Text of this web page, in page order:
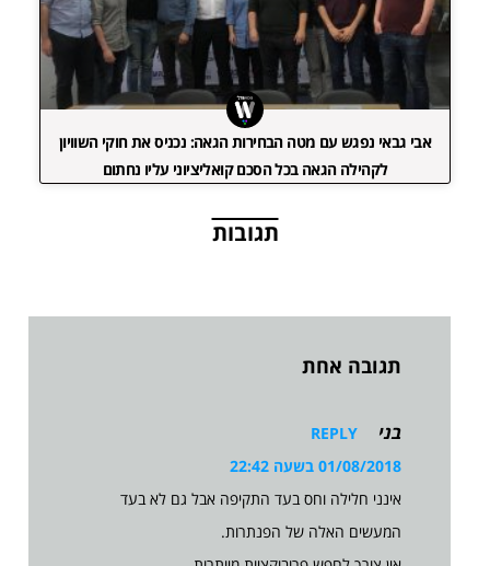
אבי גבאי נפגש עם מטה הבחירות הגאה: נכניס את חוקי השוויון
לקהילה הגאה בכל הסכם קואליציוני עליו נחתום
תגובות
תגובה אחת
בני
REPLY
01/08/2018 בשעה 22:42
אינני חלילה וחס בעד התקיפה אבל גם לא בעד
המעשים האלה של הפנתרות.